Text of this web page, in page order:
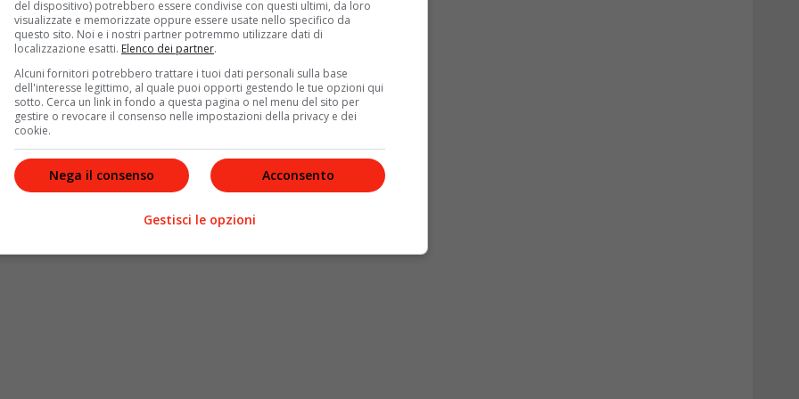
Ho cambiato tante cose, che si fermano al
primo posto seguito daiPink Floyd, che si rivelano una
è Blanco, che si posiziona con tre brani in cima
questa volta conKumite, seguito dal rapper-
In successione ancora un’altra
e in chiusura ancora Blanco conNotti in
panorama musicale italiano continua a
del dispositivo) potrebbero essere condivise con questi ultimi, da loro
visualizzate e memorizzate oppure essere usate nello specifico da
questo sito. Noi e i nostri partner potremmo utilizzare dati di
localizzazione esatti. Elenco dei partner.
Alcuni fornitori potrebbero trattare i tuoi dati personali sulla base
dell'interesse legittimo, al quale puoi opporti gestendo le tue opzioni qui
sotto. Cerca un link in fondo a questa pagina o nel menu del sito per
gestire o revocare il consenso nelle impostazioni della privacy e dei
cookie.
Acconsento
Nega il consenso
Gestisci le opzioni